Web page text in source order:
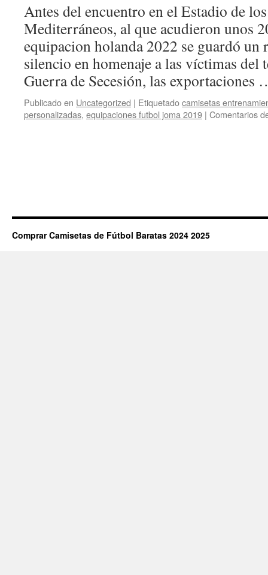
Antes del encuentro en el Estadio de
Mediterráneos, al que acudieron unos
equipacion holanda 2022 se guardó un
silencio en homenaje a las víctimas del
Guerra de Secesión, las
Publicado en Uncategorized | Etiquetadocamisetas
personalizadas, equipaciones futbol joma 2019 | Comentarios
Comprar Camisetas de Fútbol Baratas 2024 2025